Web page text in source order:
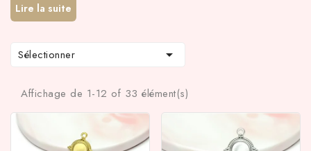
Lire la suite
Sélectionner 
Affichage de 1-12 of 33 élément(s)